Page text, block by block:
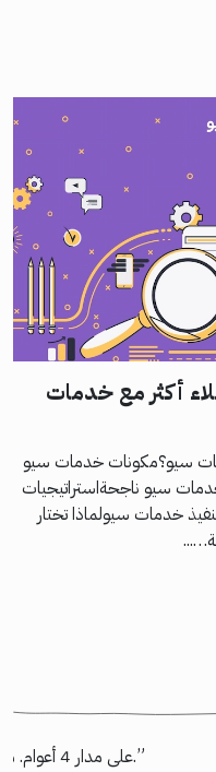
أكثر مع خدمات
سيو؟مكونات خدمات سيو
سيو ناجحةاستراتيجيات
خدمات سيولماذا تختار